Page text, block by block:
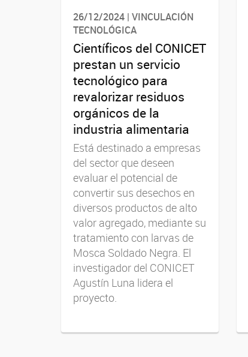
26/12/2024 | VINCULACIÓN
TECNOLÓGICA
Científicos del CONICET
prestan un servicio
tecnológico para
revalorizar residuos
orgánicos de la
industria alimentaria
Está destinado a empresas
del sector que deseen
evaluar el potencial de
convertir sus desechos en
diversos productos de alto
valor agregado, mediante su
tratamiento con larvas de
Mosca Soldado Negra. El
investigador del CONICET
Agustín Luna lidera el
proyecto.